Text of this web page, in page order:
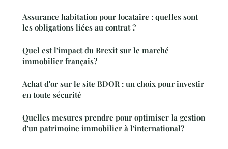
Assurance habitation pour locataire : quelles sont
les obligations liées au contrat ?
Quel est l'impact du Brexit sur le marché
immobilier français?
Achat d'or sur le site BDOR : un choix pour investir
en toute sécurité
Quelles mesures prendre pour optimiser la gestion
d'un patrimoine immobilier à l'international?